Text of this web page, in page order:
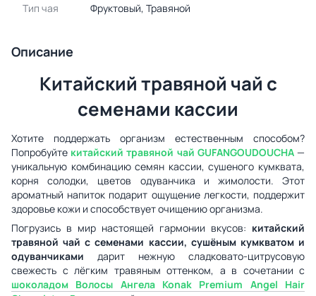
Тип чая
Фруктовый, Травяной
Описание
Китайский травяной чай с
семенами кассии
Хотите поддержать организм естественным способом?
Попробуйте китайский травяной чай GUFANGOUDOUCHA—
уникальную комбинацию семян кассии, сушеного кумквата,
корня солодки, цветов одуванчика и жимолости. Этот
ароматный напиток подарит ощущение легкости, поддержит
здоровье кожи и способствует очищению организма.
Погрузись в мир настоящей гармонии вкусов: китайский
травяной чай с семенами кассии, сушёным кумкватом и
одуванчиками дарит нежную сладковато-цитрусовую
свежесть с лёгким травяным оттенком, а в сочетании с
шоколадом Волосы Ангела Konak Premium Angel Hair